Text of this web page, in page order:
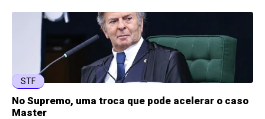
STF
No Supremo, uma troca que pode acelerar o caso
Master